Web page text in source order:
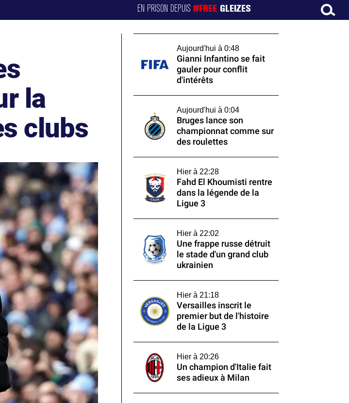
EN PRISON DEPUIS#FREE GLEIZES
la
clubs
Aujourd'hui à 0:48
Gianni Infantino se fait
gauler pour conflit
d'intérêts
Aujourd'hui à 0:04
Bruges lance son
championnat comme sur
des roulettes
Hier à 22:28
Fahd El Khoumisti rentre
dans la légende de la
Ligue 3
Hier à 22:02
Une frappe russe détruit
le stade d'un grand club
ukrainien
Hier à 21:18
Versailles inscrit le
premier but de l'histoire
de la Ligue 3
Hier à 20:26
Un champion d'Italie fait
ses adieux à Milan